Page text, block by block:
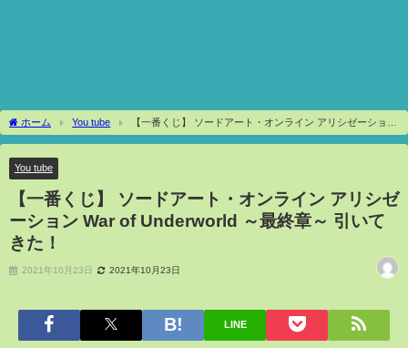
ホーム You tube
【一番くじ】 ソードアート・オンライン アリシゼーション
War of Underworld ～最終章～ 引いてきた！
You tube
【一番くじ】 ソードアート・オンライン アリシゼ
ーション War of Underworld ～最終章～ 引いて
きた！
2021年10月23日 2021年10月23日
LINE